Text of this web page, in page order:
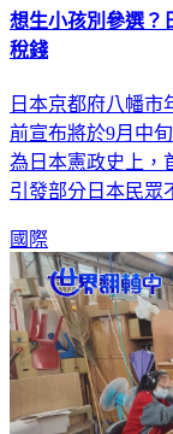
想生小孩別參選
稅錢
日本京都府八幡市
前宣布將於9月中
為日本憲政史上，
引發部分日本民眾
國際